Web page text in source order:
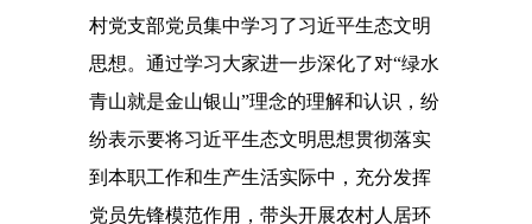
村党支部党员集中学习了习近平生态文明
思想。通过学习大家进一步深化了对“绿水
青山就是金山银山”理念的理解和认识，纷
纷表示要将习近平生态文明思想贯彻落实
到本职工作和生产生活实际中，充分发挥
党员先锋模范作用，带头开展农村人居环